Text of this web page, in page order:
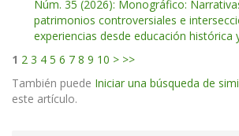
Núm. 35 (2026): Monográfico:
patrimonios controversiales e
experiencias desde educación histórica
1 2 3 4 5 6 7 8 9 10 > >>
También puede Iniciar una búsqueda de
este artículo.